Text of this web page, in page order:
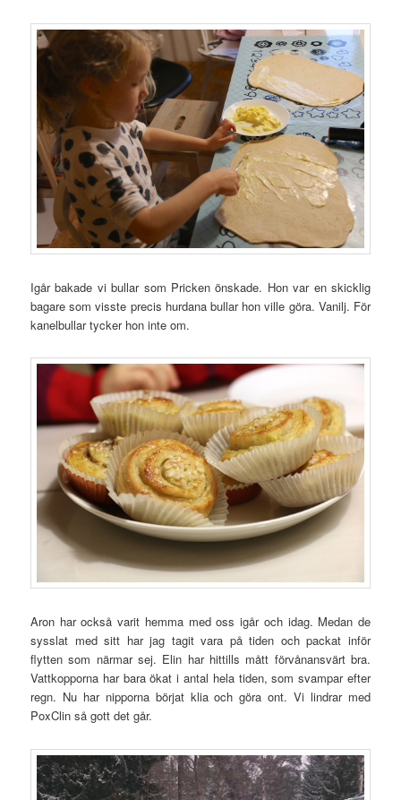
Igår bakade vi bullar som Pricken önskade. Hon var en skicklig
bagare som visste precis hurdana bullar hon ville göra. Vanilj. För
kanelbullar tycker hon inte om.
Aron har också varit hemma med oss igår och idag. Medan de
sysslat med sitt har jag tagit vara på tiden och packat inför
flytten som närmar sej. Elin har hittills mått förvånansvärt bra.
Vattkopporna har bara ökat i antal hela tiden, som svampar efter
regn. Nu har nipporna börjat klia och göra ont. Vi lindrar med
PoxClin så gott det går.